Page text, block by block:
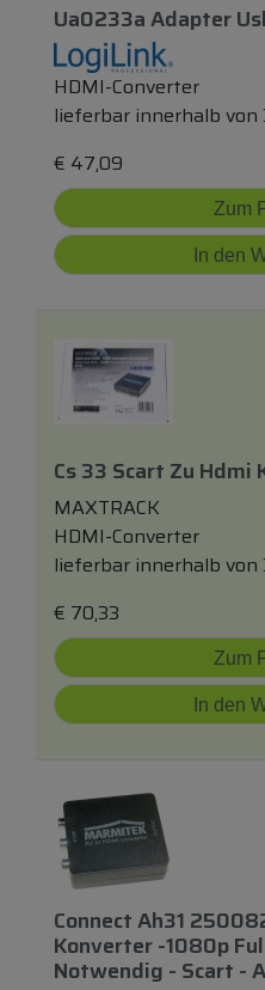
Ua0233a Adapter
HDMI-Converter
lieferbar innerhalb von
€ 47,09
Zum
In den
Cs 33 Scart Zu Hdmi
MAXTRACK
HDMI-Converter
lieferbar innerhalb von
€ 70,33
Zum
In den
Connect Ah31
Konverter -1080p
Notwendig - Scart -